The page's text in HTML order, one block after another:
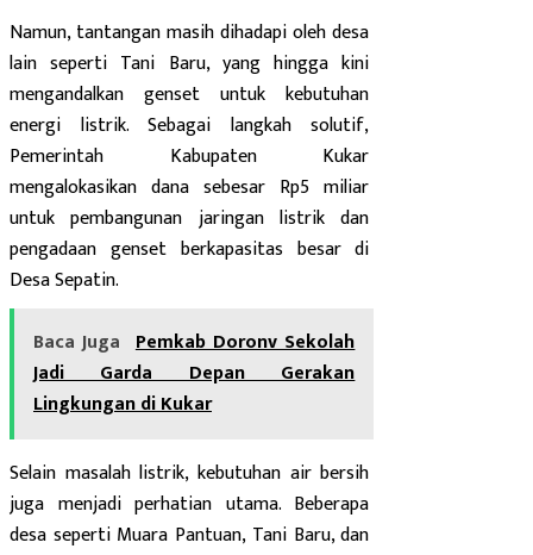
Namun, tantangan masih dihadapi oleh desa
lain seperti Tani Baru, yang hingga kini
mengandalkan genset untuk kebutuhan
energi listrik. Sebagai langkah solutif,
Pemerintah Kabupaten Kukar
mengalokasikan dana sebesar Rp5 miliar
untuk pembangunan jaringan listrik dan
pengadaan genset berkapasitas besar di
Desa Sepatin.
Baca Juga Pemkab Doronv Sekolah
Jadi Garda Depan Gerakan
Lingkungan di Kukar
Selain masalah listrik, kebutuhan air bersih
juga menjadi perhatian utama. Beberapa
desa seperti Muara Pantuan, Tani Baru, dan